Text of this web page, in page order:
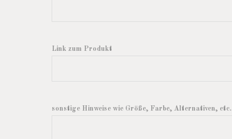
Link zum Produkt
sonstige Hinweise wie Größe, Farbe, Alternativen, etc.